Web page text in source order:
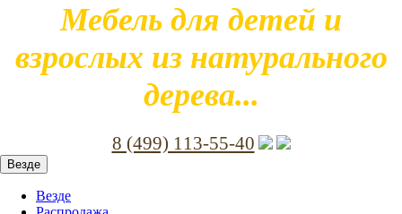
Мебель для детей и
взрослых из натурального
дерева...
8 (499) 113-55-40
Везде
Везде